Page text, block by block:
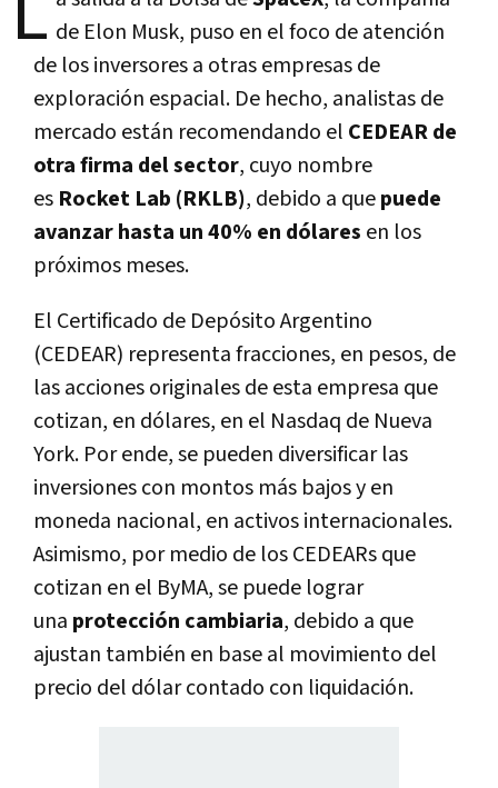
de Elon Musk, puso en el foco de atención
de los inversores a otras empresas de
exploración espacial. De hecho, analistas de
mercado están recomendando el CEDEAR de
otra firma del sector, cuyo nombre
es Rocket Lab (RKLB), debido a quepuede
avanzar hasta un 40% en dólares en los
próximos meses.
El Certificado de Depósito Argentino
(CEDEAR) representa fracciones, en pesos, de
las acciones originales de esta empresa que
cotizan, en dólares, en el Nasdaq de Nueva
York. Por ende, se pueden diversificar las
inversiones con montos más bajos y en
moneda nacional, en activos internacionales.
Asimismo, por medio de los CEDEARs que
cotizan en el ByMA, se puede lograr
una protección cambiaria, debido a que
ajustan también en base al movimiento del
precio del dólar contado con liquidación.